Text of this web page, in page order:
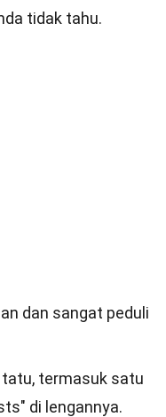
tidak tahu.
dan sangat peduli
tatu, termasuk satu
di lengannya.